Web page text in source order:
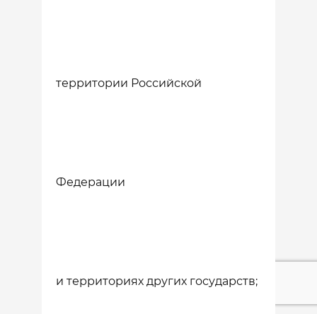
территории Российской
Федерации
и территориях других государств;